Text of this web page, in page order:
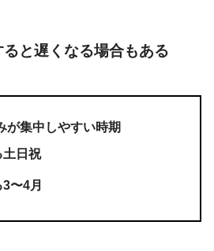
と遅くなる場合もある
集中しやすい時期
土日祝
〜4月